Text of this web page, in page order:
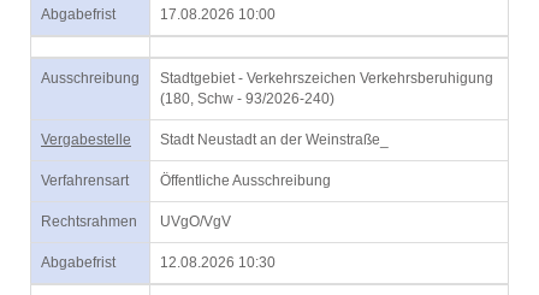
Abgabefrist 17.08.2026 10:00
Ausschreibung
Stadtgebiet - Verkehrszeichen Verkehrsberuhigung
(180, Schw - 93/2026-240)
Vergabestelle Stadt Neustadt an der Weinstraße_
Verfahrensart Öffentliche Ausschreibung
Rechtsrahmen UVgO/VgV
Abgabefrist 12.08.2026 10:30